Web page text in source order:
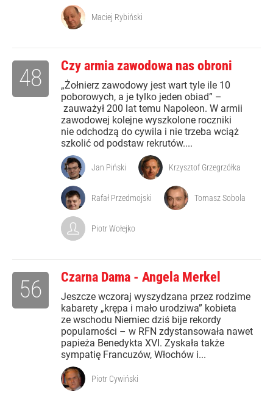
Maciej Rybiński
Czy armia zawodowa nas obroni
„Żołnierz zawodowy jest wart tyle ile 10
poborowych, a je tylko jeden obiad” –
zauważył 200 lat temu Napoleon. W armii
zawodowej kolejne wyszkolone roczniki
nie odchodzą do cywila i nie trzeba wciąż
szkolić od podstaw rekrutów....
48
Jan Piński Krzysztof Grzegrzółka
Rafał Przedmojski Tomasz Sobola
Piotr Wołejko
Czarna Dama - Angela Merkel
Jeszcze wczoraj wyszydzana przez rodzime
kabarety „krępa i mało urodziwa” kobieta
ze wschodu Niemiec dziś bije rekordy
popularności – w RFN zdystansowała nawet
papieża Benedykta XVI. Zyskała także
sympatię Francuzów, Włochów i...
56
Piotr Cywiński